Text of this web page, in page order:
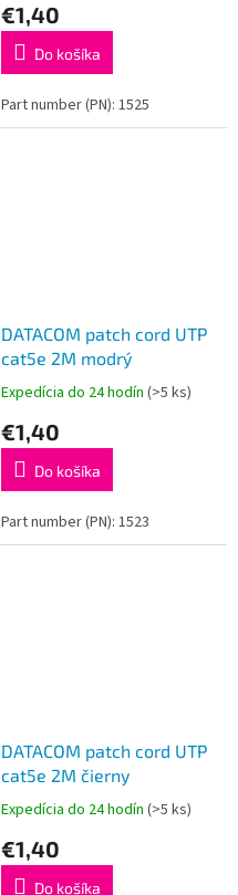
€1,40
Do košíka
Part number (PN): 1525
DATACOM patch cord UTP
cat5e 2M modrý
Expedícia do 24 hodín (>5 ks)
€1,40
Do košíka
Part number (PN): 1523
DATACOM patch cord UTP
cat5e 2M čierny
Expedícia do 24 hodín (>5 ks)
€1,40
Do košíka